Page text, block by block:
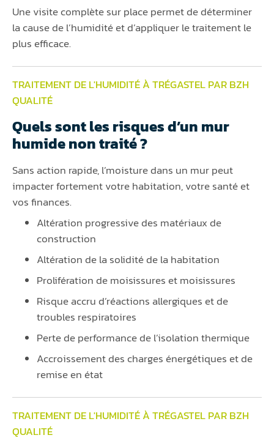
Une visite complète sur place permet de déterminer
la cause de l’humidité et d’appliquer le traitement le
plus efficace.
TRAITEMENT DE L'HUMIDITÉ À TRÉGASTEL PAR BZH
QUALITÉ
Quels sont les risques d’un mur
humide non traité ?
Sans action rapide, l’moisture dans un mur peut
impacter fortement votre habitation, votre santé et
vos finances.
Altération progressive des matériaux de
construction
Altération de la solidité de la habitation
Prolifération de moisissures et moisissures
Risque accru d’réactions allergiques et de
troubles respiratoires
Perte de performance de l’isolation thermique
Accroissement des charges énergétiques et de
remise en état
TRAITEMENT DE L'HUMIDITÉ À TRÉGASTEL PAR BZH
QUALITÉ